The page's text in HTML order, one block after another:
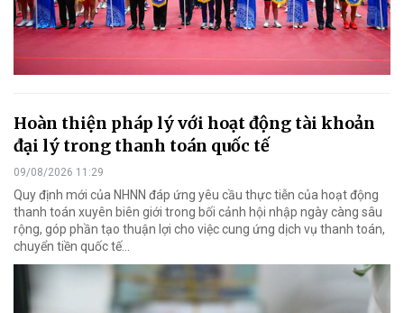
Hoàn thiện pháp lý với hoạt động tài khoản
đại lý trong thanh toán quốc tế
09/08/2026 11:29
Quy định mới của NHNN đáp ứng yêu cầu thực tiễn của hoạt động
thanh toán xuyên biên giới trong bối cảnh hội nhập ngày càng sâu
rộng, góp phần tạo thuận lợi cho việc cung ứng dịch vụ thanh toán,
chuyển tiền quốc tế...